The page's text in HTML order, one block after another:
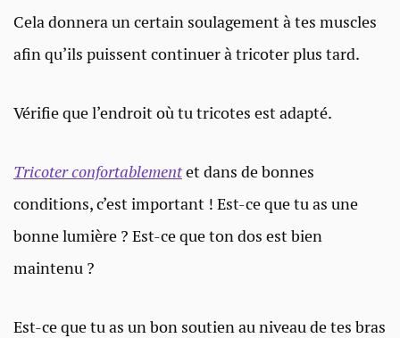
Cela donnera un certain soulagement à tes muscles
afin qu’ils puissent continuer à tricoter plus tard.
Vérifie que l’endroit où tu tricotes est adapté.
Tricoter confortablementet dans de bonnes
conditions, c’est important ! Est-ce que tu as une
bonne lumière ? Est-ce que ton dos est bien
maintenu ?
Est-ce que tu as un bon soutien au niveau de tes bras